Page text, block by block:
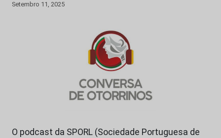
Setembro 11, 2025
O podcast da SPORL (Sociedade Portuguesa de